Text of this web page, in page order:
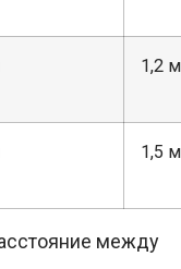
1,2 м
1,5 м
между